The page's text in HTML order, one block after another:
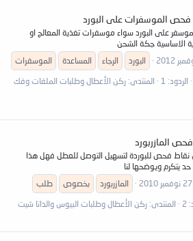
فحص الموسفرات على البورد
على البورد سواء موسفرات تغذية المعالج او
الاساسية جكة الشحن
البورد الرجاء المساعدة
الموسفرات
الردود: 1 المنتدى: ركن الأعطال وطلبات الملفات وفك
المازربورد
فحص للبوردة لتسهيل التوصل للعطل فهل هذا
يتكرم ويوضحها لنا
27 نوفمبر 2010 المازربورد بخصوص
طلب
المنتدى: ركن الأعطال وطلبات البيوس والداتا شيت